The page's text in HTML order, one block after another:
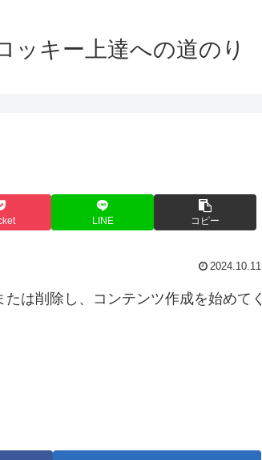
ッキー上達への道のり
LINE コピー
2024.10.11
は削除し、コンテンツ作成を始めてく